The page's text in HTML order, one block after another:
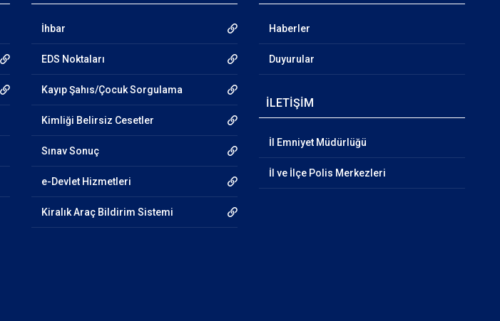
İhbar
EDS Noktaları
Kayıp Şahıs/Çocuk Sorgulama
Kimliği Belirsiz Cesetler
Sınav Sonuç
e-Devlet Hizmetleri
Kiralık Araç Bildirim Sistemi
Haberler
Duyurular
İLETİŞİM
İl Emniyet Müdürlüğü
İl ve İlçe Polis Merkezleri